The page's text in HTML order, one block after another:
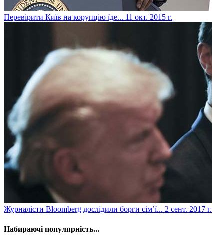
Перевірити Київ на корупцію їде... 11 окт. 2015 г.
​Журналісти Bloomberg дослідили борги сім’ї... 2 сент. 2017 г.
Набираючі популярність...